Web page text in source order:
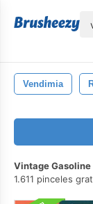
Vendimia
Vintage
1.611 pinceles